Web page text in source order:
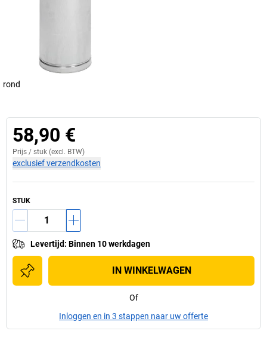
rond
58,90 €
Prijs / stuk (excl. BTW)
exclusief verzendkosten
STUK
Levertijd: Binnen 10 werkdagen
IN WINKELWAGEN
Of
Inloggen en in 3 stappen naar uw offerte